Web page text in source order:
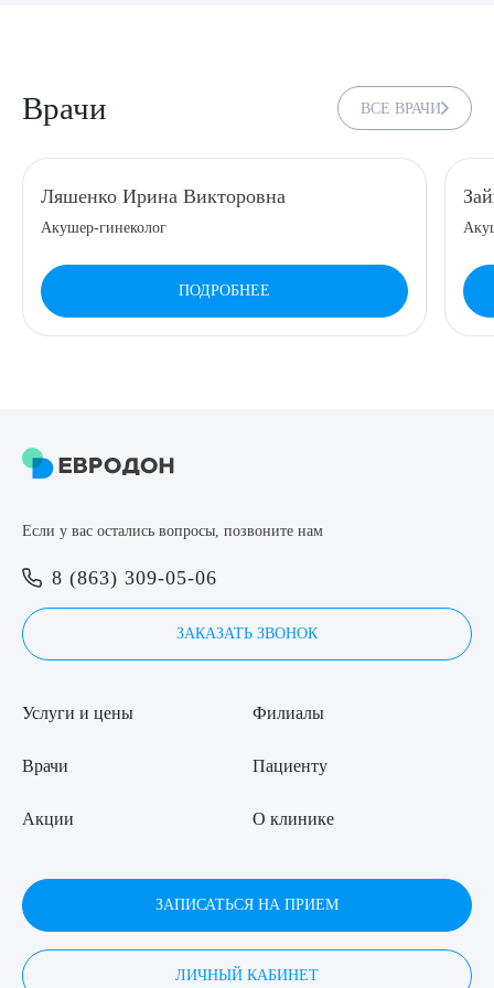
Врачи ВСЕ ВРАЧИ
Ляшенко Ирина Викторовна
Акушер-гинеколог
ПОДРОБНЕЕ
Если у вас остались вопросы, позвоните нам
8 (863) 309-05-06
ЗАКАЗАТЬ ЗВОНОК
Услуги и цены
Врачи
Акции
Филиалы
Пациенту
О клинике
ЗАПИСАТЬСЯ НА ПРИЕМ
ЛИЧНЫЙ КАБИНЕТ
Я даю согласие наобработку персональных данных
Выберите сопутствующую услугу